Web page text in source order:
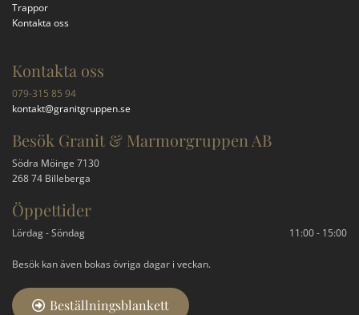
Trappor
Kontakta oss
Kontakta oss
079-315 85 94
kontakt@granitgruppen.se
Besök Granit & Marmorgruppen AB
Södra Möinge 7130
268 74 Billeberga
Öppettider
Lördag - Söndag 11:00 - 15:00
Besök kan även bokas övriga dagar i veckan.
Beställningsblankett